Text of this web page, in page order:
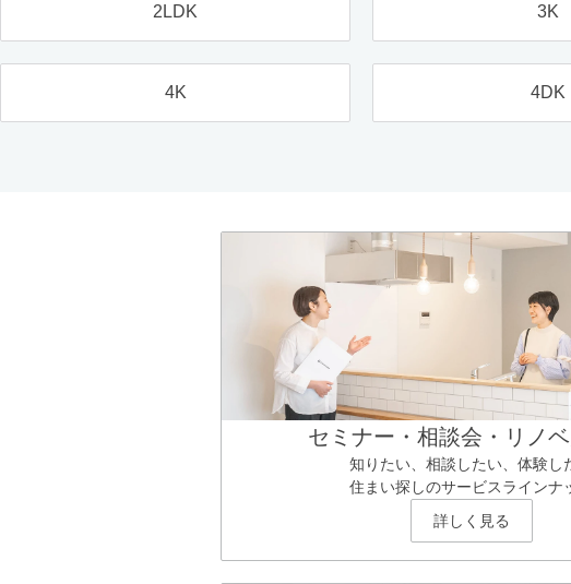
2LDK 3K
4K 4DK
セミナー・相談会・リノ
知りたい、相談したい、体験し
住まい探しのサービスラインナ
詳しく見る